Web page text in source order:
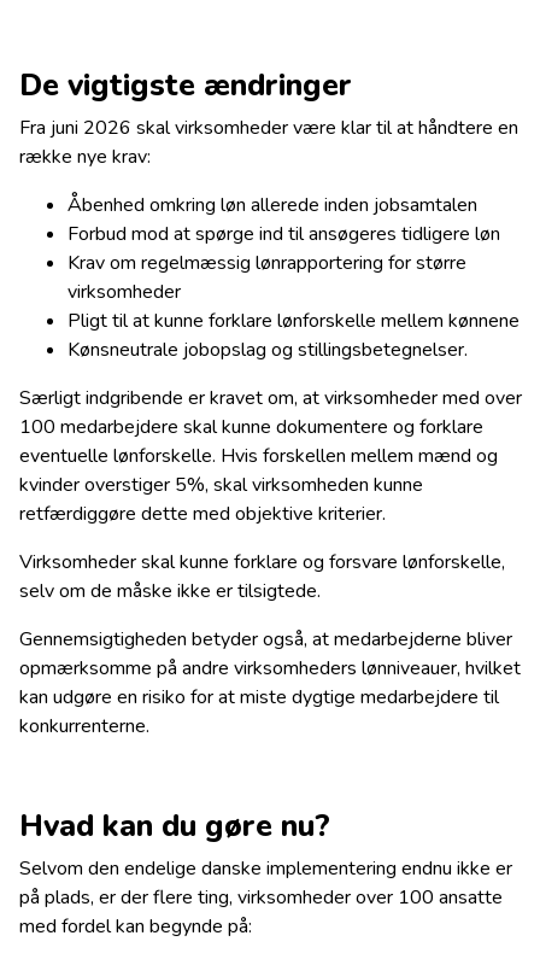
De vigtigste ændringer
Fra juni 2026 skal virksomheder være klar til at håndtere en
række nye krav:
Åbenhed omkring løn allerede inden jobsamtalen
Forbud mod at spørge ind til ansøgeres tidligere løn
Krav om regelmæssig lønrapportering for større
virksomheder
Pligt til at kunne forklare lønforskelle mellem kønnene
Kønsneutrale jobopslag og stillingsbetegnelser.
Særligt indgribende er kravet om, at virksomheder med over
100 medarbejdere skal kunne dokumentere og forklare
eventuelle lønforskelle. Hvis forskellen mellem mænd og
kvinder overstiger 5%, skal virksomheden kunne
retfærdiggøre dette med objektive kriterier.
Virksomheder skal kunne forklare og forsvare lønforskelle,
selv om de måske ikke er tilsigtede.
Gennemsigtigheden betyder også, at medarbejderne bliver
opmærksomme på andre virksomheders lønniveauer, hvilket
kan udgøre en risiko for at miste dygtige medarbejdere til
konkurrenterne.
Hvad kan du gøre nu?
Selvom den endelige danske implementering endnu ikke er
på plads, er der flere ting, virksomheder over 100 ansatte
med fordel kan begynde på: